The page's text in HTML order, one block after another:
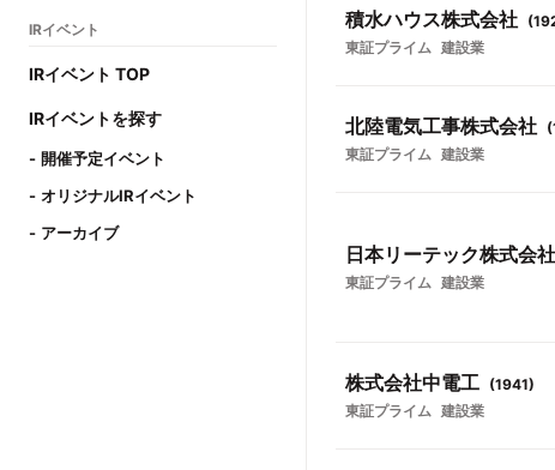
IRイベント
IRイベント TOP
IRイベントを探す
開催予定イベント
オリジナルIRイベント
アーカイブ
積水ハウス株式会社 (
東証プライム 建設業
北陸電気工事株式会社 (
東証プライム 建設業
日本リーテック株式会社
東証プライム 建設業
株式会社中電工 (1941)
東証プライム 建設業